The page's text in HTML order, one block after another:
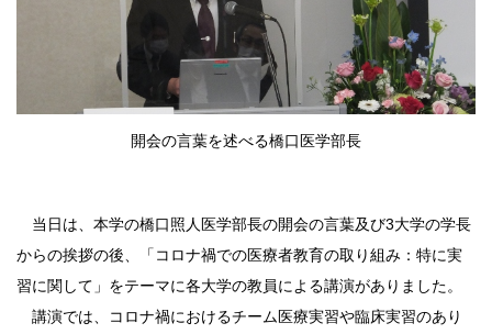
開会の言葉を述べる橋口医学部長
当日は、本学の橋口照人医学部長の開会の言葉及び3大学の学長
からの挨拶の後、「コロナ禍での医療者教育の取り組み：特に実
習に関して」をテーマに各大学の教員による講演がありました。
講演では、コロナ禍におけるチーム医療実習や臨床実習のあり